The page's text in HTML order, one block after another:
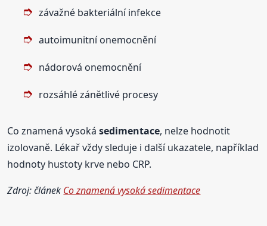
závažné bakteriální infekce
autoimunitní onemocnění
nádorová onemocnění
rozsáhlé zánětlivé procesy
Co znamená vysokásedimentace, nelze hodnotit
izolovaně. Lékař vždy sleduje i další ukazatele, například
hodnoty hustoty krve nebo CRP.
Zdroj: článek Co znamená vysoká sedimentace